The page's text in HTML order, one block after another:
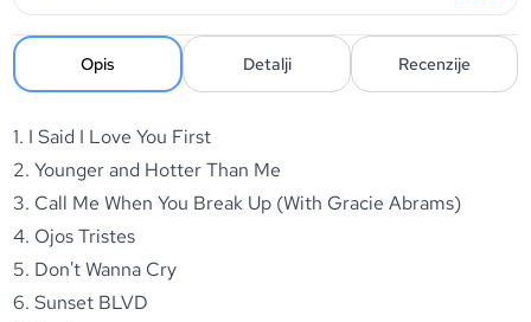
Opis Detalji Recenzije
1. I Said I Love You First
2. Younger and Hotter Than Me
3. Call Me When You Break Up (With Gracie Abrams)
4. Ojos Tristes
5. Don't Wanna Cry
6. Sunset BLVD